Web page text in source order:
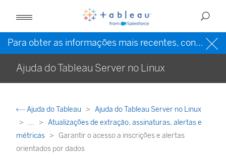
Para obter as informações mais recentes, consulte a
Ajuda do Tableau Server no Linux
Ajuda do Tableau
Ajuda do Tableau Server no Linux
...
Atualizações de extração, assinaturas, alertas e
métricas
Garantir o acesso a inscrições e alertas
orientados por dados